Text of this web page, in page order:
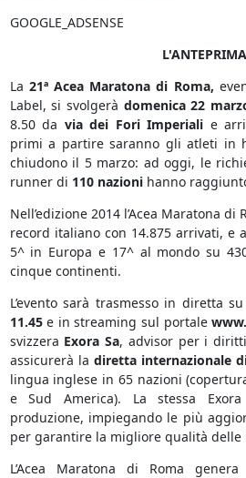
GOOGLE_ADSENSE
L'ANTEPRIMA
La 21ª Acea Maratona di Roma,
Label, si svolgerà domenica 22
8.50 da via dei Fori Imperiali e
primi a partire saranno gli atleti in
chiudono il 5 marzo: ad oggi, le
runner di 110 nazionihanno
Nell’edizione 2014 l’Acea Maratona
record italiano con 14.875 arrivati, e
5^ in Europa e 17^ al mondo su
cinque continenti.
L’evento sarà trasmesso in diretta su
11.45e in streaming sul portale
svizzera Exora Sa, advisor per i
assicurerà la diretta internazionale
lingua inglese in 65 nazioni
e Sud America). La stessa
produzione, impiegando le più
per garantire la migliore qualità
L’Acea Maratona di Roma